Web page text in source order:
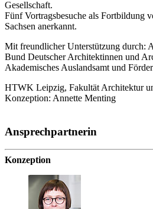
Gesellschaft.
Fünf Vortragsbesuche als Fortbildung
Sachsen anerkannt.
Mit freundlicher Unterstützung durch:
Bund Deutscher Architektinnen und
Akademisches Auslandsamt und
HTWK Leipzig, Fakultät Architektur
Konzeption: Annette Menting
Ansprechpartnerin
Konzeption